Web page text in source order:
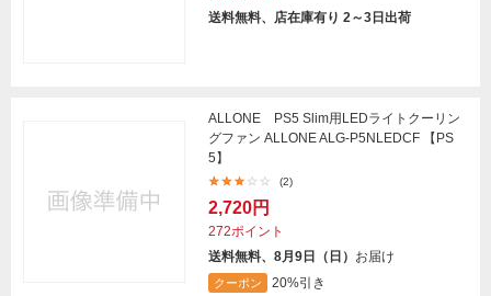
送料無料、店在庫有り 2～3日出荷
ALLONE PS5 Slim用LEDライトクーリン
グファン ALLONE ALG-P5NLEDCF 【PS
5】
(2)
2,720円
272ポイント
送料無料、8月9日（日） お届け
クーポン 20%引き